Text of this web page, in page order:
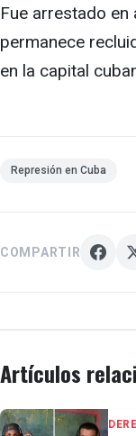
Fue arrestado
permanece
en la capital
Represión en Cuba
COMPARTIR
Artículos